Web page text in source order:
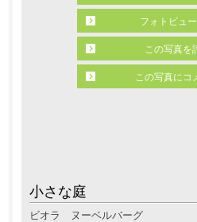
小さな庭
ビオラ ヌーベルバーグ
フォトビュ
この写真を
この写真にコ